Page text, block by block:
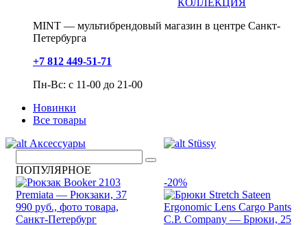
КОЛЛЕКЦИЯ
MINT — мультибрендовый магазин в центре Санкт-
Петербурга
+7 812 449-51-71
Пн-Вс: с 11-00 до 21-00
Новинки
Все товары
Аксессуары
Stüssy
ПОПУЛЯРНОЕ
-20%